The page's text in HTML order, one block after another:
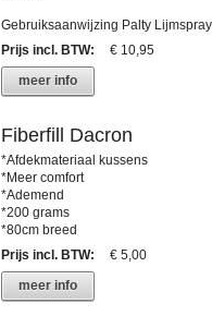
Gebruiksaanwijzing Palty
Prijs incl. BTW:
€ 10,95
meer info
Fiberfill Dacron
*Afdekmateriaal kussens
*Meer comfort
*Ademend
*200 grams
*80cm breed
Prijs incl. BTW:
€ 5,00
meer info